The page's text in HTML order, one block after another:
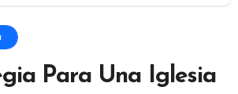
Para Una Iglesia